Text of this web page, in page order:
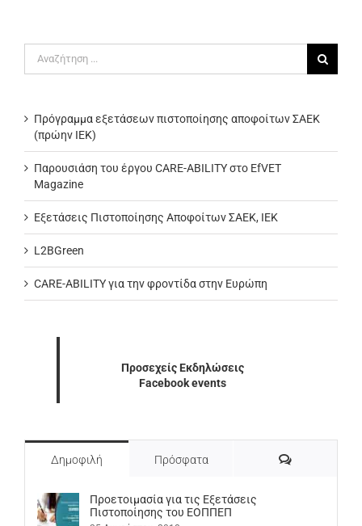
Πρόγραμμα εξετάσεων πιστοποίησης αποφοίτων ΣΑΕΚ
(πρώην ΙΕΚ)
Παρουσιάση του έργου CARE-ABILITY στο EfVET
Magazine
Εξετάσεις Πιστοποίησης Αποφοίτων ΣΑΕΚ, ΙΕΚ
L2BGreen
CARE-ABILITY για την φροντίδα στην Ευρώπη
Προσεχείς Εκδηλώσεις
Facebook events
Δημοφιλή Πρόσφατα Σχόλια
Προετοιμασία για τις Εξετάσεις
Πιστοποίησης του ΕΟΠΠΕΠ